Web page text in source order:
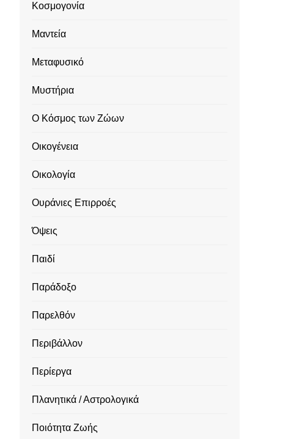
Κοσμογονία
Μαντεία
Μεταφυσικό
Μυστήρια
Ο Κόσμος των Ζώων
Οικογένεια
Οικολογία
Ουράνιες Επιρροές
Όψεις
Παιδί
Παράδοξο
Παρελθόν
Περιβάλλον
Περίεργα
Πλανητικά / Αστρολογικά
Ποιότητα Ζωής